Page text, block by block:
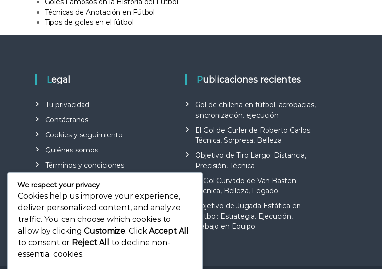
Goles Famosos en la Historia del Fútbol
Técnicas de Anotación en Fútbol
Tipos de goles en el fútbol
Legal
Tu privacidad
Contáctanos
Cookies y seguimiento
Quiénes somos
Términos y condiciones
Publicaciones recientes
Gol de chilena en fútbol: acrobacias,
sincronización, ejecución
El Gol de Curler de Roberto Carlos:
Técnica, Sorpresa, Belleza
Objetivo de Tiro Largo: Distancia,
Precisión, Técnica
El Gol Curvado de Van Basten:
Técnica, Belleza, Legado
Objetivo de Jugada Estática en
Fútbol: Estrategia, Ejecución,
Trabajo en Equipo
We respect your privacy
Cookies help us improve your experience,
deliver personalized content, and analyze
traffic. You can choose which cookies to
allow by clicking Customize. Click Accept All
to consent or Reject All
to decline non-
essential cookies.